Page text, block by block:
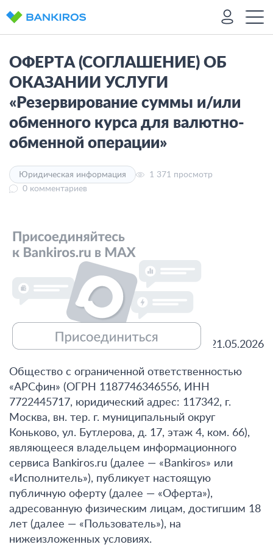
ОФЕРТА (СОГЛАШЕНИЕ) ОБ
ОКАЗАНИИ УСЛУГИ
«Резервирование суммы и/или
обменного курса для валютно-
обменной операции»
Юридическая информация
1 371 просмотр
0 комментариев
Редакция от 21.05.2026
Общество с ограниченной ответственностью
«АРСфин» (ОГРН 1187746346556, ИНН
7722445717, юридический адрес: 117342, г.
Москва, вн. тер. г. муниципальный округ
Коньково, ул. Бутлерова, д. 17, этаж 4, ком. 66),
являющееся владельцем информационного
сервиса Bankiros.ru (далее — «Bankiros» или
«Исполнитель»), публикует настоящую
публичную оферту (далее — «Оферта»),
адресованную физическим лицам, достигшим 18
лет (далее — «Пользователь»), на
нижеизложенных условиях.